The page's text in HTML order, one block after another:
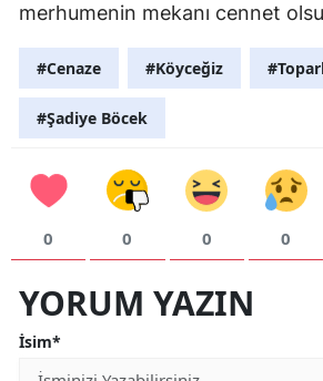
merhumenin mekanı cennet
#Cenaze #Köyceğiz
#Şadiye Böcek
0 0 0 0
YORUM YAZIN
İsim*